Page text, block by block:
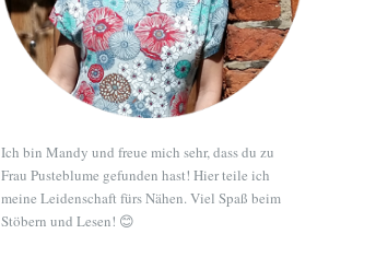
Ich bin Mandy und freue mich sehr, dass du zu
Frau Pusteblume gefunden hast! Hier teile ich
meine Leidenschaft fürs Nähen. Viel Spaß beim
Stöbern und Lesen! 😊